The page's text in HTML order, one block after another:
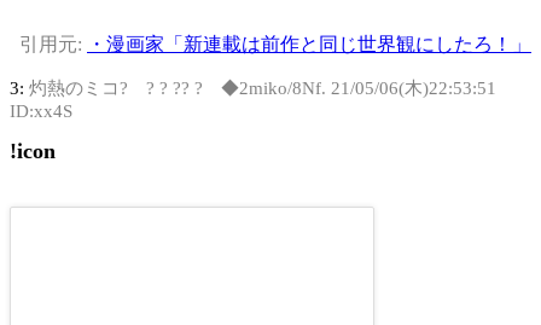
引用元: ・漫画家「新連載は前作と同じ世界観にしたろ！」
3: 灼熱のミコ? ? ? ?? ? ◆2miko/8Nf. 21/05/06(木)22:53:51
ID:xx4S
!icon